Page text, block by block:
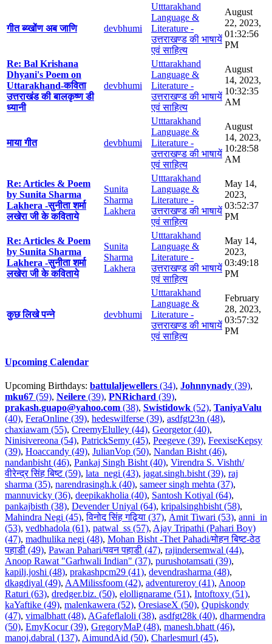
गीत ब्य्खोंण अब जाणि devbhumi
Utttarakhand
Language &
Literature -
उत्तराखण्ड की भाषायें
एवं साहित्य
August
22, 2023,
01:32:56
PM
Re: Bal Krishana
Dhyani's Poem on
Uttarakhand-कविता
उत्तराखंड की बालकृष्ण डी
ध्यानी
devbhumi
Utttarakhand
Language &
Literature -
उत्तराखण्ड की भाषायें
एवं साहित्य
August
14, 2023,
10:32:35
AM
माया गीत devbhumi
Utttarakhand
Language &
Literature -
उत्तराखण्ड की भाषायें
एवं साहित्य
August
14, 2023,
10:28:58
AM
Re: Articles & Poem
by Sunita Sharma
Lakhera -सुनीता शर्मा
लखेरा जी के कविताये
Sunita
Sharma
Lakhera
Utttarakhand
Language &
Literature -
उत्तराखण्ड की भाषायें
एवं साहित्य
May 14,
2023,
03:52:37
PM
Re: Articles & Poem
by Sunita Sharma
Lakhera -सुनीता शर्मा
लखेरा जी के कविताये
Sunita
Sharma
Lakhera
Utttarakhand
Language &
Literature -
उत्तराखण्ड की भाषायें
एवं साहित्य
May 14,
2023,
03:49:18
PM
कुछ लिखे पन्ने devbhumi
Utttarakhand
Language &
Literature -
उत्तराखण्ड की भाषायें
एवं साहित्य
February
28, 2023,
03:57:32
PM
Upcoming Calendar
Upcoming Birthdays: battulaljewellers (34), Johnnynady (39),
mku67 (59), Neilere (39), PNRichard (39),
prakash.guapo@yahoo.com (38), Swistidowk (52), TaniyaValu
(40), FeraOnline (39), hedeswilferse (39), asdfgt23n (48),
chaxiawam (55), CreemyElulley (44), Georgetor (40),
Ninisivereona (54), PatrickSemy (45), Peegeve (39), FeexiseKepsy
(39), Hoaccandy (49), JulianVop (50), Nandan Bisht (46),
nandanbisht (46), Pankaj Singh Bisht (40), Virendra S. Vishth/
वीरेन्द्र सिंह बिष्ट (59), lata_negi (43), jagat.singh.bisht (39), raj
sharma (35), narendrasingh.k (40), sameer singh mehta (37),
mannuvicky (36), deepikakholia (40), Santosh Kotiyal (64),
pankajbisth (38), Devender Uniyal (64), kripalsinghbisht (58),
Mahindra Negi (45),विनोद सिंह गढ़िया (37), Amit Tiwari (53), anni_in
(53), vedbhadola (61), patwal_ss (57), Ajay Tripathi (Pahari Boy)
(47), madhulika negi (48), Mohan Bisht -Thet Pahadi/मोहन बिष्ट-ठेठ
पहाडी (49), Pawan Pahari/पवन पहाडी (47), rajindersemwal (44),
Anoop Rawat "Garhwali Indian" (37), purushotamsati (39),
kapilj.joshi (48), prakashpcm29 (41), devendrasharma (48),
dkagdiyal (49), AAMilissfoom (42), adventureroy (41), Anoop
Raturi (63), dredger.biz. (50), elollignarame (51), Intoftoxy (51),
kaYaftike (49), malenkawera (52), OresiaseX (50), Qupiskondy
(47), vimalbhatt (48), AGafeflaloli (38), asdfgt28k (40), dharmendra
(50), EmyKocur (39), GregoryMaP (48), manesh.bhatt (46),
manoj.dabral (137), AimundAid (50), Charlesmurl (45),